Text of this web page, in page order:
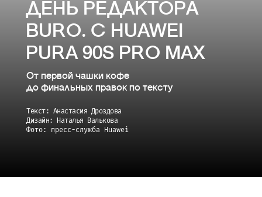
ДЕНЬ РЕДАКТОРА
BURO. С HUAWEI
PURA 90S PRO MAX
От первой чашки кофе
до финальных правок по тексту
Текст: Анастасия Дроздова
Дизайн: Наталья Валькова
Фото: пресс-служба Huawei